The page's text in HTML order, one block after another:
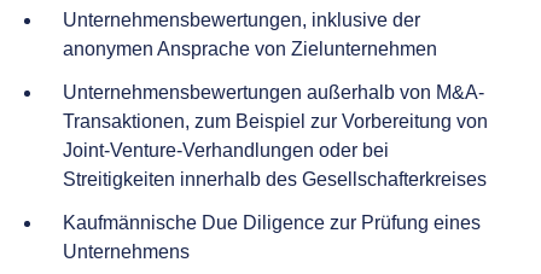
Unternehmensbewertungen, inklusive der
anonymen Ansprache von Zielunternehmen
Unternehmensbewertungen außerhalb von M&A-
Transaktionen, zum Beispiel zur Vorbereitung von
Joint-Venture-Verhandlungen oder bei
Streitigkeiten innerhalb des Gesellschafterkreises
Kaufmännische Due Diligence zur Prüfung eines
Unternehmens